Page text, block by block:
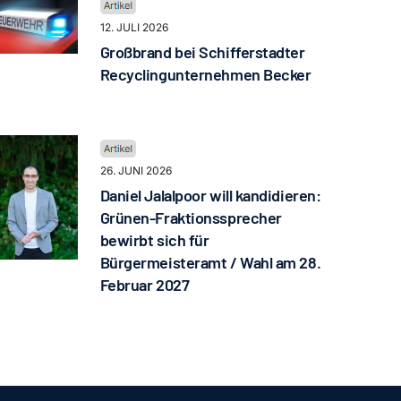
12. JULI 2026
Großbrand bei Schifferstadter
Recyclingunternehmen Becker
26. JUNI 2026
Daniel Jalalpoor will kandidieren:
Grünen-Fraktionssprecher
bewirbt sich für
Bürgermeisteramt / Wahl am 28.
Februar 2027